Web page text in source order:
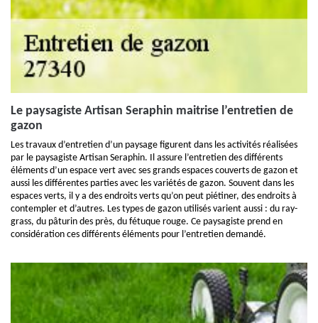
Le paysagiste Artisan Seraphin maitrise l’entretien de
gazon
Les travaux d’entretien d’un paysage figurent dans les activités réalisées
par le paysagiste Artisan Seraphin. Il assure l’entretien des différents
éléments d’un espace vert avec ses grands espaces couverts de gazon et
aussi les différentes parties avec les variétés de gazon. Souvent dans les
espaces verts, il y a des endroits verts qu’on peut piétiner, des endroits à
contempler et d’autres. Les types de gazon utilisés varient aussi : du ray-
grass, du pâturin des près, du fétuque rouge. Ce paysagiste prend en
considération ces différents éléments pour l’entretien demandé.